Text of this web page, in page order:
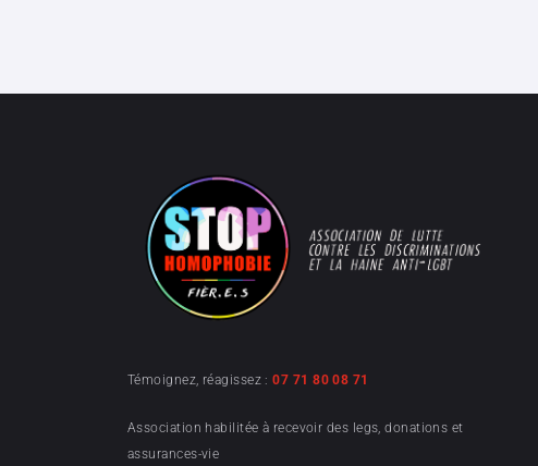
Témoignez, réagissez :07 71 80 08 71
Association habilitée à recevoir des legs, donations et
assurances-vie